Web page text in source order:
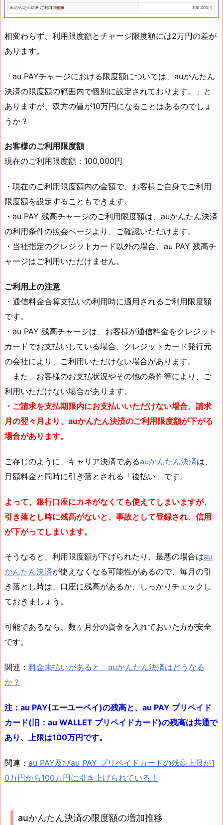
相変わらず、利用限度額とチャージ限度額には2万円の差が
あります。
「au PAYチャージにおける限度額については、auかんたん
決済の限度額の範囲内で個別に設定されております。」と
ありますが、双方の値が10万円になることはあるのでしょ
うか？
お客様のご利用限度額
現在のご利用限度額：100,000円
・現在のご利用限度額内の金額で、お客様ご自身でご利用
限度額を設定することもできます。
・au PAY 残高チャージのご利用限度額は、auかんたん決済
の利用条件の照会ページより、ご確認いただけます。
・当社指定のクレジットカード以外の場合、au PAY 残高チ
ャージはご利用いただけません。
ご利用上の注意
・通信料金合算支払いの利用時に適用されるご利用限度額
です。
・au PAY 残高チャージは、お客様が通信料金をクレジット
カードでお支払いしている場合、クレジットカード発行元
の会社により、ご利用いただけない場合があります。
また、お客様のお支払状況やその他の条件等により、ご
利用いただけない場合があります。
・ご請求を支払期限内にお支払いいただけない場合、請求
月の翌々月より、auかんたん決済のご利用限度額が下がる
場合があります。
ご存じのように、キャリア決済であるauかんたん決済は、
月額料金と同時に引き落とされる「後払い」です。
よって、銀行口座にカネがなくても使えてしまいますが、
引き落とし時に残高がないと、事故として登録され、信用
が下がってしまいます。
そうなると、利用限度額が下げられたり、最悪の場合はau
かんたん決済が使えなくなる可能性があるので、毎月の引
き落とし時は、口座に残高があるか、しっかりチェックし
ておきましょう。
可能であるなら、数ヶ月分の資金を入れておいた方が安全
です。
関連： 料金未払いがあると、auかんたん決済はどうなる
か？
注：au PAY(エーユーペイ)の残高と、au PAY プリペイド
カード(旧：au WALLET プリペイドカード)の残高は共通で
あり、上限は100万円です。
関連： au PAY及びau PAY プリペイドカードの残高上限が1
0万円から100万円に引き上げられている！
auかんたん決済の限度額の増加推移